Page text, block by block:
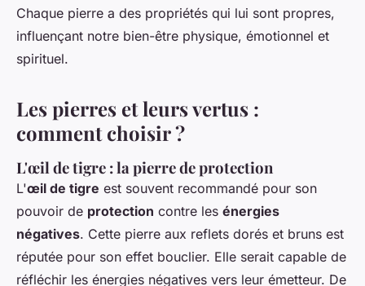
Chaque pierre a des propriétés qui lui sont propres,
influençant notre bien-être physique, émotionnel et
spirituel.
Les pierres et leurs vertus :
comment choisir ?
L'œil de tigre : la pierre de protection
L'œil de tigre est souvent recommandé pour son
pouvoir de protection contre les énergies
négatives. Cette pierre aux reflets dorés et bruns est
réputée pour son effet bouclier. Elle serait capable de
réfléchir les énergies négatives vers leur émetteur. De